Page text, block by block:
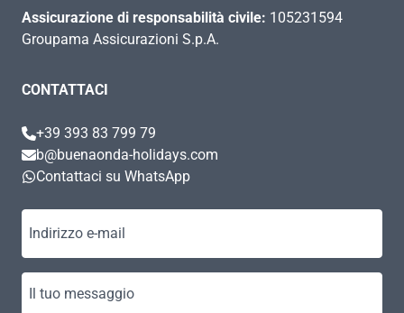
Assicurazione di responsabilità civile: 105231594
Groupama Assicurazioni S.p.A.
CONTATTACI
+39 393 83 799 79
b@buenaonda-holidays.com
Contattaci su WhatsApp
Indirizzo e-mail
Il tuo messaggio